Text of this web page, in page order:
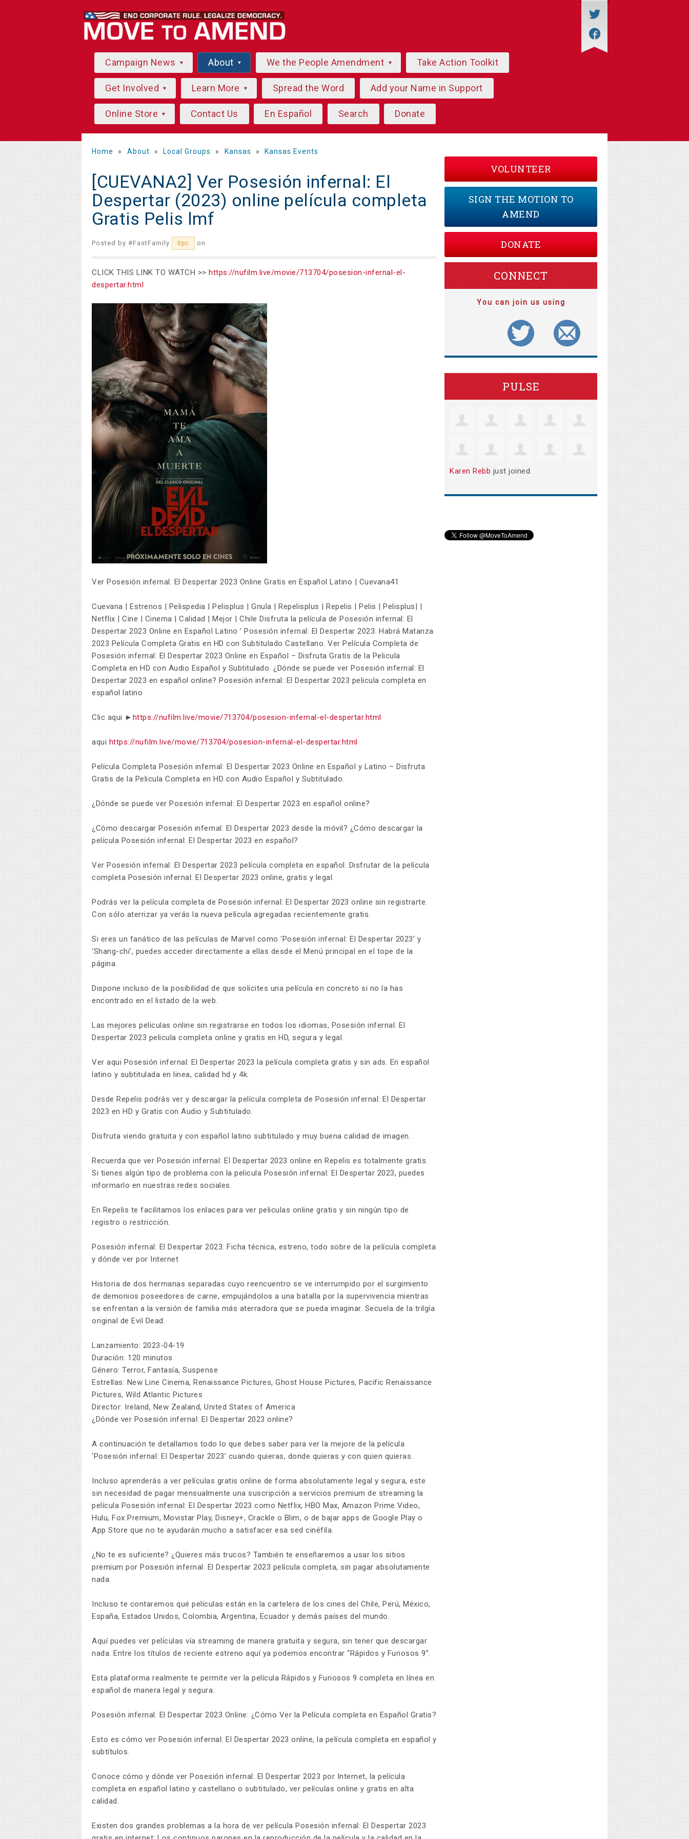
Campaign News About We the People Amendment Take Action Toolkit
Get Involved Learn More Spread the Word Add your Name in Support
Online Store Contact Us En Español Search Donate
Home » About » Local Groups » Kansas » Kansas Events
[CUEVANA2] Ver Posesión infernal: El
Despertar (2023) online película completa
Gratis Pelis lmf
Posted by #FastFamily 0pc on
CLICK THIS LINK TO WATCH >> https://nufilm.live/movie/713704/posesion-infernal-el-
despertar.html
Ver Posesión infernal: El Despertar 2023 Online Gratis en Español Latino | Cuevana41
Cuevana | Estrenos | Pelispedia | Pelisplus | Gnula | Repelisplus | Repelis | Pelis | Pelisplus| |
Netflix | Cine | Cinema | Calidad | Mejor | Chile Disfruta la película de Posesión infernal: El
Despertar 2023 Online en Español Latino ’ Posesión infernal: El Despertar 2023: Habrá Matanza
2023 Película Completa Gratis en HD con Subtitulado Castellano. Ver Película Completa de
Posesión infernal: El Despertar 2023 Online en Español – Disfruta Gratis de la Pelicula
Completa en HD con Audio Español y Subtitulado. ¿Dónde se puede ver Posesión infernal: El
Despertar 2023 en español online? Posesión infernal: El Despertar 2023 pelicula completa en
español latino
Clic aqui ► https://nufilm.live/movie/713704/posesion-infernal-el-despertar.html
aqui https://nufilm.live/movie/713704/posesion-infernal-el-despertar.html
Película Completa Posesión infernal: El Despertar 2023 Online en Español y Latino – Disfruta
Gratis de la Pelicula Completa en HD con Audio Español y Subtitulado.
¿Dónde se puede ver Posesión infernal: El Despertar 2023 en español online?
¿Cómo descargar Posesión infernal: El Despertar 2023 desde la móvil? ¿Cómo descargar la
película Posesión infernal: El Despertar 2023 en español?
Ver Posesión infernal: El Despertar 2023 película completa en español. Disfrutar de la película
completa Posesión infernal: El Despertar 2023 online, gratis y legal.
Podrás ver la película completa de Posesión infernal: El Despertar 2023 online sin registrarte.
Con sólo aterrizar ya verás la nueva película agregadas recientemente gratis.
Si eres un fanático de las películas de Marvel como ‘Posesión infernal: El Despertar 2023’ y
‘Shang-chi’, puedes acceder directamente a ellas desde el Menú principal en el tope de la
página.
Dispone incluso de la posibilidad de que solicites una película en concreto si no la has
encontrado en el listado de la web.
Las mejores peliculas online sin registrarse en todos los idiomas, Posesión infernal: El
Despertar 2023 pelicula completa online y gratis en HD, segura y legal.
Ver aqui Posesión infernal: El Despertar 2023 la película completa gratis y sin ads. En español
latino y subtitulada en linea, calidad hd y 4k.
Desde Repelis podrás ver y descargar la película completa de Posesión infernal: El Despertar
2023 en HD y Gratis con Audio y Subtitulado.
Disfruta viendo gratuita y con español latino subtitulado y muy buena calidad de imagen.
Recuerda que ver Posesión infernal: El Despertar 2023 online en Repelis es totalmente gratis.
Si tienes algún tipo de problema con la pelicula Posesión infernal: El Despertar 2023, puedes
informarlo en nuestras redes sociales.
En Repelis te facilitamos los enlaces para ver peliculas online gratis y sin ningún tipo de
registro o restricción.
Posesión infernal: El Despertar 2023: Ficha técnica, estreno, todo sobre de la película completa
y dónde ver por Internet
Historia de dos hermanas separadas cuyo reencuentro se ve interrumpido por el surgimiento
de demonios poseedores de carne, empujándolos a una batalla por la supervivencia mientras
se enfrentan a la versión de familia más aterradora que se pueda imaginar. Secuela de la trilgía
original de Evil Dead.
Lanzamiento: 2023-04-19
Duración: 120 minutos
Género: Terror, Fantasía, Suspense
Estrellas: New Line Cinema, Renaissance Pictures, Ghost House Pictures, Pacific Renaissance
Pictures, Wild Atlantic Pictures
Director: Ireland, New Zealand, United States of America
¿Dónde ver Posesión infernal: El Despertar 2023 online?
A continuación te detallamos todo lo que debes saber para ver la mejore de la película
‘Posesión infernal: El Despertar 2023’ cuando quieras, donde quieras y con quien quieras.
Incluso aprenderás a ver películas gratis online de forma absolutamente legal y segura, este
sin necesidad de pagar mensualmente una suscripción a servicios premium de streaming la
película Posesión infernal: El Despertar 2023 como Netflix, HBO Max, Amazon Prime Video,
Hulu, Fox Premium, Movistar Play, Disney+, Crackle o Blim, o de bajar apps de Google Play o
App Store que no te ayudarán mucho a satisfacer esa sed cinéfila.
¿No te es suficiente? ¿Quieres más trucos? También te enseñaremos a usar los sitios
premium por Posesión infernal: El Despertar 2023 película completa, sin pagar absolutamente
nada.
Incluso te contaremos qué películas están en la cartelera de los cines del Chile, Perú, México,
España, Estados Unidos, Colombia, Argentina, Ecuador y demás países del mundo.
Aquí puedes ver películas vía streaming de manera gratuita y segura, sin tener que descargar
nada. Entre los títulos de reciente estreno aquí ya podemos encontrar “Rápidos y Furiosos 9”.
Esta plataforma realmente te permite ver la película Rápidos y Furiosos 9 completa en línea en
español de manera legal y segura.
Posesión infernal: El Despertar 2023 Online: ¿Cómo Ver la Película completa en Español Gratis?
Esto es cómo ver Posesión infernal: El Despertar 2023 online, la película completa en español y
subtítulos.
Conoce cómo y dónde ver Posesión infernal: El Despertar 2023 por Internet, la película
completa en español latino y castellano o subtitulado, ver películas online y gratis en alta
calidad.
Existen dos grandes problemas a la hora de ver película Posesión infernal: El Despertar 2023
VOLUNTEER
SIGN THE MOTION TO
AMEND
DONATE
CONNECT
You can join us using
PULSE
Karen Rebb just joined.